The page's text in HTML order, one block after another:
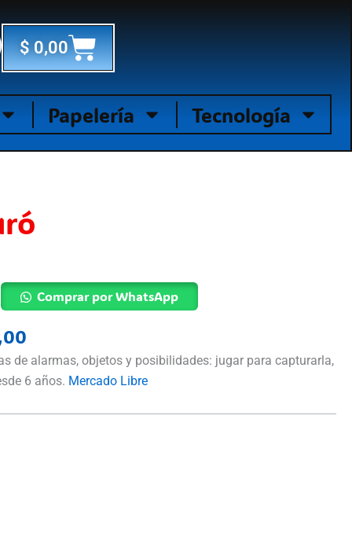
$0,00Cart
Papelería Tecnología
de alarmas, objetos y posibilidades: jugar para capturarla,
6 años. Mercado Libre
Comprar por WhatsApp